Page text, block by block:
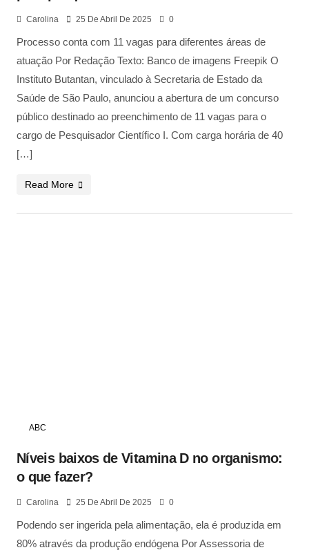
Carolina 25 De Abril De 2025 0
Processo conta com 11 vagas para diferentes áreas de
atuação Por Redação Texto: Banco de imagens Freepik O
Instituto Butantan, vinculado à Secretaria de Estado da
Saúde de São Paulo, anunciou a abertura de um concurso
público destinado ao preenchimento de 11 vagas para o
cargo de Pesquisador Científico I. Com carga horária de 40
[…]
Read More
ABC
Níveis baixos de Vitamina D no organismo:
o que fazer?
Carolina 25 De Abril De 2025 0
Podendo ser ingerida pela alimentação, ela é produzida em
80% através da produção endógena Por Assessoria de